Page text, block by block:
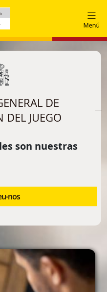
DE
DEL JUEGO
son nuestras
nos